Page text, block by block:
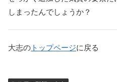
しまったんでしょうか？
大志の トップページに戻る